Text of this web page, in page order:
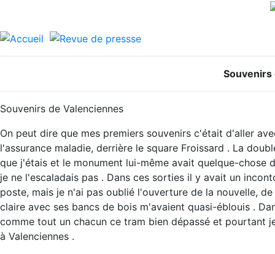
Souvenirs
Souvenirs de Valenciennes
On peut dire que mes premiers souvenirs c'était d'aller
l'assurance maladie, derrière le square Froissard . La
que j'étais et le monument lui-même avait quelque-
je ne l'escaladais pas . Dans ces sorties il y avait un
poste, mais je n'ai pas oublié l'ouverture de la nouvelle,
claire avec ses bancs de bois m'avaient quasi-éblouis .
comme tout un chacun ce tram bien dépassé et pourtant
à Valenciennes .